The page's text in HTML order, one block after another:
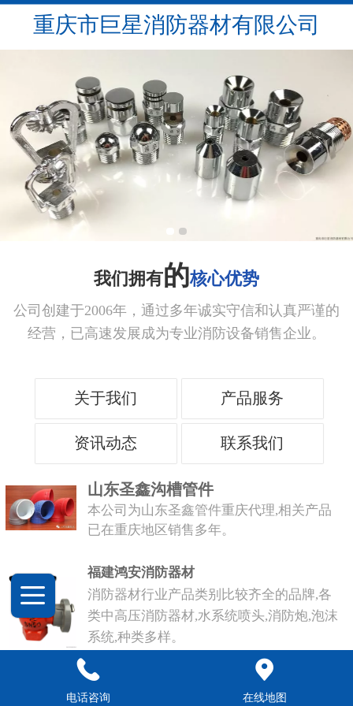
重庆市巨星消防器材有限公司
我们拥有的核心优势
公司创建于2006年，通过多年诚实守信和认真严谨的
经营，已高速发展成为专业消防设备销售企业。
关于我们 产品服务
资讯动态 联系我们
山东圣鑫沟槽管件
本公司为山东圣鑫管件重庆代理,相关产品
已在重庆地区销售多年。
福建鸿安消防器材
消防器材行业产品类别比较齐全的品牌,各
类中高压消防器材,水系统喷头,消防炮,泡沫
系统,种类多样。
电话咨询 在线地图